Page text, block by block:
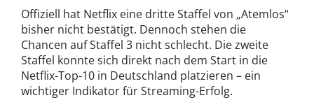
Offiziell hat Netflix eine dritte Staffel von „Atemlos“
bisher nicht bestätigt. Dennoch stehen die
Chancen auf Staffel 3 nicht schlecht. Die zweite
Staffel konnte sich direkt nach dem Start in die
Netflix-Top-10 in Deutschland platzieren – ein
wichtiger Indikator für Streaming-Erfolg.